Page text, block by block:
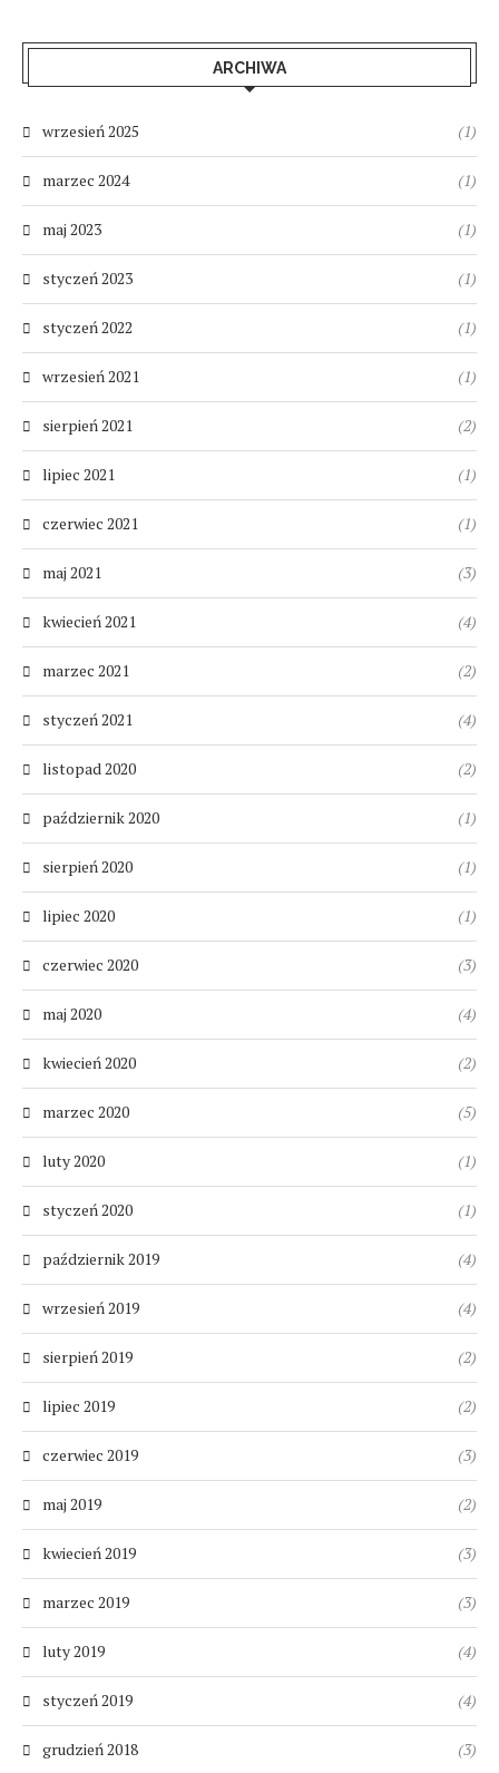
ARCHIWA
wrzesień 2025 (1)
marzec 2024 (1)
maj 2023 (1)
styczeń 2023 (1)
styczeń 2022 (1)
wrzesień 2021 (1)
sierpień 2021 (2)
lipiec 2021 (1)
czerwiec 2021 (1)
maj 2021 (3)
kwiecień 2021 (4)
marzec 2021 (2)
styczeń 2021 (4)
listopad 2020 (2)
październik 2020 (1)
sierpień 2020 (1)
lipiec 2020 (1)
czerwiec 2020 (3)
maj 2020 (4)
kwiecień 2020 (2)
marzec 2020 (5)
luty 2020 (1)
styczeń 2020 (1)
październik 2019 (4)
wrzesień 2019 (4)
sierpień 2019 (2)
lipiec 2019 (2)
czerwiec 2019 (3)
maj 2019 (2)
kwiecień 2019 (3)
marzec 2019 (3)
luty 2019 (4)
styczeń 2019 (4)
grudzień 2018 (3)